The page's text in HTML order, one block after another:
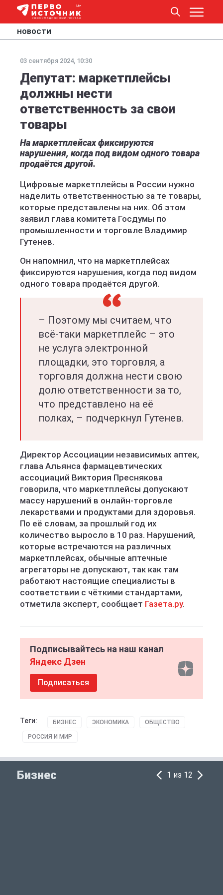
НОВОСТИ
03 сентября 2024, 10:30
Депутат: маркетплейсы
должны нести
ответственность за свои
товары
На маркетплейсах фиксируются
нарушения, когда под видом одного товара
продаётся другой.
Цифровые маркетплейсы в России нужно
наделить ответственностью за те товары,
которые представлены на них. Об этом
заявил глава комитета Госдумы по
промышленности и торговле Владимир
Гутенев.
Он напомнил, что на маркетплейсах
фиксируются нарушения, когда под видом
одного товара продаётся другой.
– Поэтому мы считаем, что
всё-таки маркетплейс – это
не услуга электронной
площадки, это торговля, а
торговля должна нести свою
долю ответственности за то,
что представлено на её
полках, – подчеркнул Гутенев.
Директор Ассоциации независимых аптек,
глава Альянса фармацевтических
ассоциаций Виктория Преснякова
говорила, что маркетплейсы допускают
массу нарушений в онлайн-торговле
лекарствами и продуктами для здоровья.
По её словам, за прошлый год их
количество выросло в 10 раз. Нарушений,
которые встречаются на различных
маркетплейсах, обычные аптечные
агрегаторы не допускают, так как там
работают настоящие специалисты в
соответствии с чёткими стандартами,
отметила эксперт, сообщает Газета.ру.
Подписывайтесь на наш канал
Яндекс Дзен
Подписаться
Теги: БИЗНЕС ЭКОНОМИКА ОБЩЕСТВО
РОССИЯ И МИР
Бизнес 1 из 12